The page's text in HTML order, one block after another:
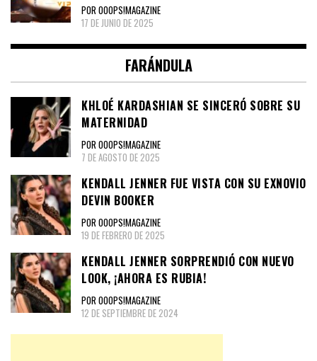
POR OOOPS!MAGAZINE
17 DE JUNIO DE 2025
FARÁNDULA
KHLOÉ KARDASHIAN SE SINCERÓ SOBRE SU
MATERNIDAD
POR OOOPS!MAGAZINE
7 DE AGOSTO DE 2025
KENDALL JENNER FUE VISTA CON SU EXNOVIO
DEVIN BOOKER
POR OOOPS!MAGAZINE
19 DE FEBRERO DE 2025
KENDALL JENNER SORPRENDIÓ CON NUEVO
LOOK, ¡AHORA ES RUBIA!
POR OOOPS!MAGAZINE
12 DE SEPTIEMBRE DE 2024